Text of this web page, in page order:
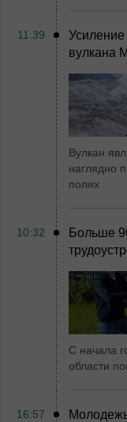
11:39
вулкана
Вулкан
наглядно
полях
10:32
Больше
С начала
области
16:57